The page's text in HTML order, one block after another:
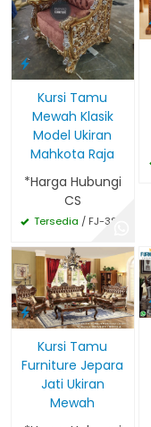
Kursi Tamu
Mewah Klasik
Model Ukiran
Mahkota Raja
*Harga Hubungi
CS
Tersedia / FJ-383
Kursi Tamu
Furniture Jepara
Jati Ukiran
Mewah